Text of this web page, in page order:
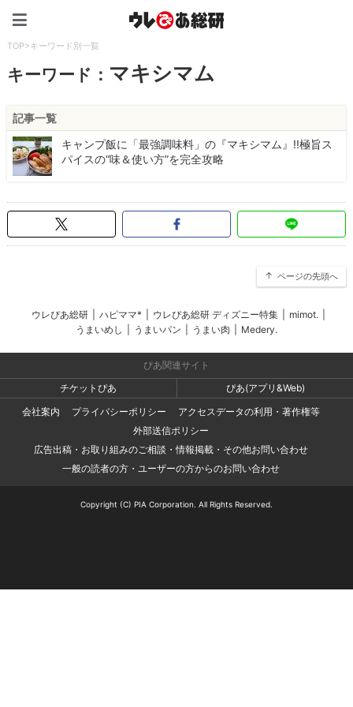
TOP>キーワード別一覧
キーワード： マキシマム
記事一覧
キャンプ飯に「最強調味料」の『マキシマム』!!極旨ス
パイスの“味＆使い方”を完全攻略
ページの先頭へ
ウレぴあ総研 ハピママ* ウレぴあ総研 ディズニー特集 mimot.
うまいめし
うまいパン うまい肉 Medery.
ぴあ関連サイト
チケットぴあ
ぴあ(アプリ&Web)
会社案内
プライバシーポリシー
アクセスデータの利用・著作権等
外部送信ポリシー
広告出稿・お取り組みのご相談・情報掲載・その他お問い合わせ
一般の読者の方・ユーザーの方からのお問い合わせ
Copyright (C) PIA Corporation. All Rights Reserved.